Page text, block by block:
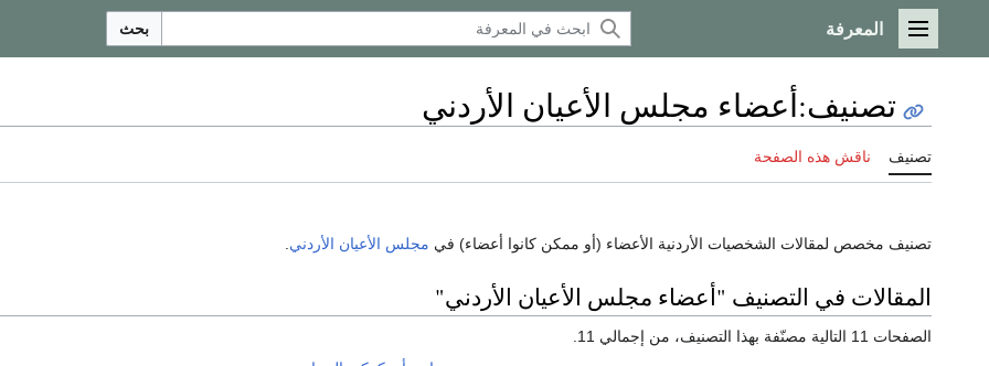
القائمة الرئيسية
المعرفة بحث
تصنيف:أعضاء مجلس الأعيان الأردني
تصنيف ناقش هذه الصفحة
تصنيف مخصص لمقالات الشخصيات الأردنية الأعضاء (أو ممكن كانوا أعضاء) في مجلس الأعيان الأردني
المقالات في التصنيف "أعضاء مجلس الأعيان الأردني"
الصفحات 11 التالية مصنّفة بهذا التصنيف، من إجمالي 11.